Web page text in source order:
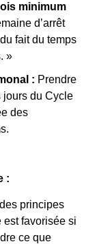
minimum
d’arrêt
fait du temps
»
: Prendre
jours du Cycle
des
:
principes
est favorisée si
ce que